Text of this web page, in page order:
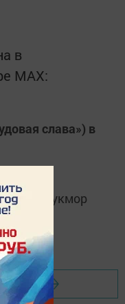
в
MАХ:
слава») в
«Кукмор